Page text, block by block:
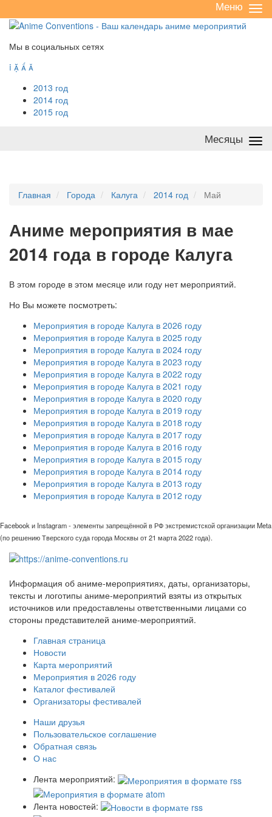
/
Меню
Мы в социальных сетях
   
2013 год
2014 год
2015 год
Месяцы
Главная Города Калуга 2014 год Май
Аниме мероприятия в мае
2014 года в городе Калуга
В этом городе в этом месяце или году нет мероприятий.
Но Вы можете посмотреть:
Мероприятия в городе Калуга в 2026 году
Мероприятия в городе Калуга в 2025 году
Мероприятия в городе Калуга в 2024 году
Мероприятия в городе Калуга в 2023 году
Мероприятия в городе Калуга в 2022 году
Мероприятия в городе Калуга в 2021 году
Мероприятия в городе Калуга в 2020 году
Мероприятия в городе Калуга в 2019 году
Мероприятия в городе Калуга в 2018 году
Мероприятия в городе Калуга в 2017 году
Мероприятия в городе Калуга в 2016 году
Мероприятия в городе Калуга в 2015 году
Мероприятия в городе Калуга в 2014 году
Мероприятия в городе Калуга в 2013 году
Мероприятия в городе Калуга в 2012 году
Facebook и Instagram - элементы запрещённой в РФ экстремистской организации Meta
(по решению Тверского суда города Москвы от 21 марта 2022 года).
Информация об аниме-мероприятиях, даты, организаторы,
тексты и логотипы аниме-мероприятий взяты из открытых
источников или предоставлены ответственными лицами со
стороны представителей аниме-мероприятий.
Главная страница
Новости
Карта мероприятий
Мероприятия в 2026 году
Каталог фестивалей
Организаторы фестивалей
Наши друзья
Пользовательское соглашение
Обратная связь
О нас
Лента мероприятий:
Лента новостей: